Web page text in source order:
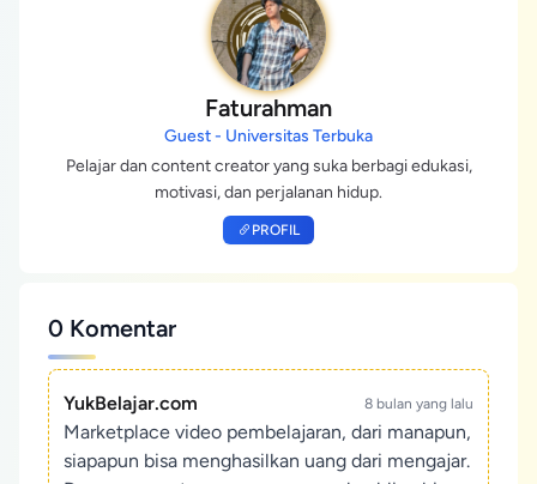
Faturahman
Guest - Universitas Terbuka
Pelajar dan content creator yang suka berbagi edukasi,
motivasi, dan perjalanan hidup.
PROFIL
0 Komentar
YukBelajar.com 8 bulan yang lalu
Marketplace video pembelajaran, dari manapun,
siapapun bisa menghasilkan uang dari mengajar.